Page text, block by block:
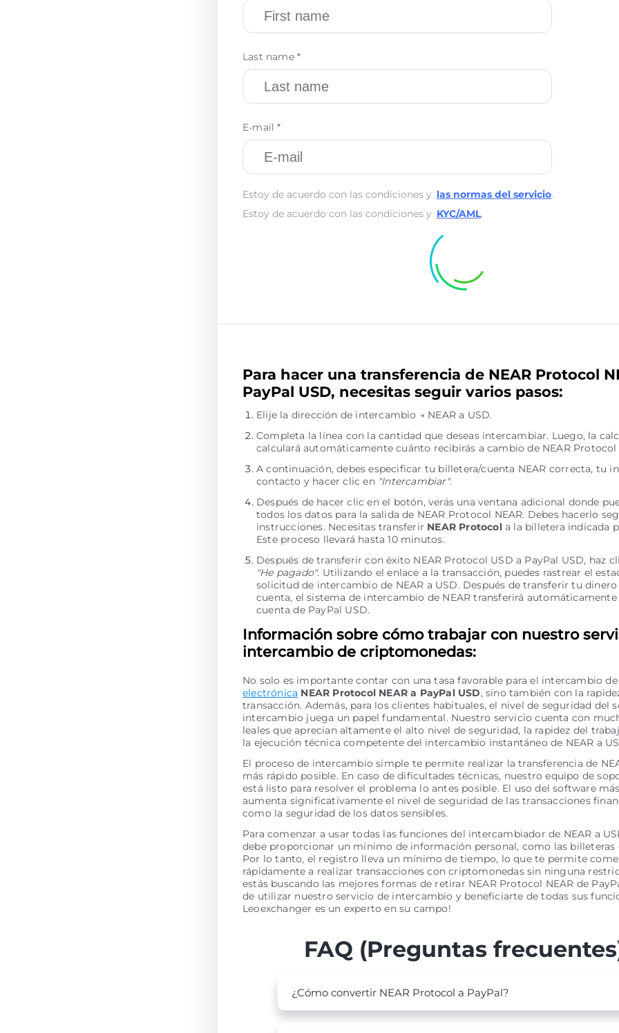
Last name *
E-mail *
Estoy de acuerdo con las condiciones y las normas del servicio.
Estoy de acuerdo con las condiciones y KYC/AML.
Para hacer una transferencia de NEAR Protocol
PayPal USD, necesitas seguir varios pasos:
Elije la dirección de intercambio → NEAR a USD.
Completa la línea con la cantidad que deseas intercambiar. Luego, la
calculará automáticamente cuánto recibirás a cambio de NEAR Protocol
A continuación, debes especificar tu billetera/cuenta NEAR correcta, tu
contacto y hacer clic en "Intercambiar".
Después de hacer clic en el botón, verás una ventana adicional donde
todos los datos para la salida de NEAR Protocol NEAR. Debes hacerlo
instrucciones. Necesitas transferir NEAR Protocola la billetera indicada
Este proceso llevará hasta 10 minutos.
Después de transferir con éxito NEAR Protocol USD a PayPal USD, haz
"He pagado". Utilizando el enlace a la transacción, puedes rastrear el
solicitud de intercambio de NEAR a USD. Después de transferir tu dinero
cuenta, el sistema de intercambio de NEAR transferirá
cuenta de PayPal USD.
Información sobre cómo trabajar con nuestro
intercambio de criptomonedas:
No solo es importante contar con una tasa favorable para el intercambio de
electrónica NEAR Protocol NEAR a PayPal USD, sino también con la
transacción. Además, para los clientes habituales, el nivel de seguridad del
intercambio juega un papel fundamental. Nuestro servicio cuenta con
leales que aprecian altamente el alto nivel de seguridad, la rapidez del
la ejecución técnica competente del intercambio instantáneo de NEAR a
El proceso de intercambio simple te permite realizar la transferencia de
más rápido posible. En caso de dificultades técnicas, nuestro equipo de
está listo para resolver el problema lo antes posible. El uso del software
aumenta significativamente el nivel de seguridad de las transacciones
como la seguridad de los datos sensibles.
Para comenzar a usar todas las funciones del intercambiador de NEAR a
debe proporcionar un mínimo de información personal, como las billeteras
Por lo tanto, el registro lleva un mínimo de tiempo, lo que te permite
rápidamente a realizar transacciones con criptomonedas sin ninguna
estás buscando las mejores formas de retirar NEAR Protocol NEAR de
de utilizar nuestro servicio de intercambio y beneficiarte de todas sus
Leoexchanger es un experto en su campo!
FAQ (Preguntas
¿Cómo convertir NEAR Protocol a PayPal?